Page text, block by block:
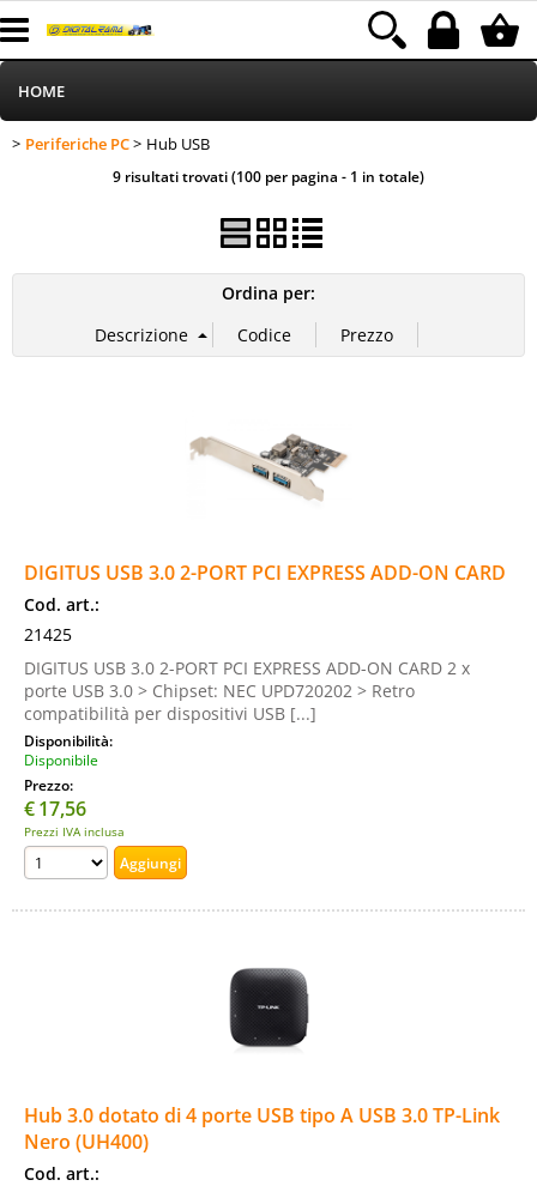
Categoria: HOME>Periferiche PC
HOME
Informatica
Stampa
MEDIACOM
Periferiche PC Hub USB
9 risultati trovati (100 per pagina - 1 in totale)
Ordina per:
DIGITUS USB 3.0 2-PORT PCI EXPRESS ADD-ON CARD
Cod. art.:
21425
DIGITUS USB 3.0 2-PORT PCI EXPRESS ADD-ON CARD 2 x
porte USB 3.0 > Chipset: NEC UPD720202 > Retro
compatibilità per dispositivi USB [...]
Disponibilità:
Disponibile
Prezzo:
€17,56
Prezzi IVA inclusa
Hub 3.0 dotato di 4 porte USB tipo A USB 3.0 TP-Link
Nero (UH400)
Cod. art.: